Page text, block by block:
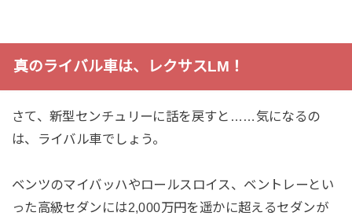
真のライバル車は、レクサスLM！
さて、新型センチュリーに話を戻すと……気になるの
は、ライバル車でしょう。
ベンツのマイバッハやロールスロイス、ベントレーとい
った高級セダンには2,000万円を遥かに超えるセダンが